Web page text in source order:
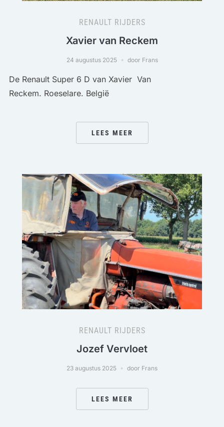
RENAULT RIJDERS
Xavier van Reckem
24 augustus 2025 door Frans
De Renault Super 6 D van Xavier Van
Reckem. Roeselare. België
LEES MEER
RENAULT RIJDERS
Jozef Vervloet
23 augustus 2025 door Frans
LEES MEER